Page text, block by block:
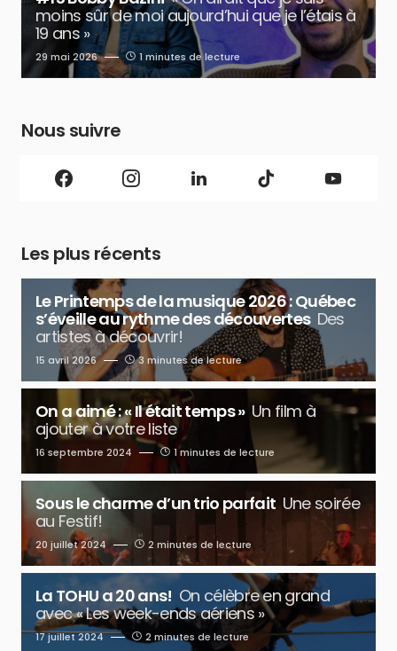
moins sûr de moi aujourd’hui que je l’étais à
19 ans »
29 mai 2026 1 minutes de lecture
Nous suivre
Les plus récents
Le Printemps de la musique 2026 : Québec
s’éveille au rythme des découvertes Des
artistes à découvrir!
15 avril 2026 3 minutes de lecture
On a aimé : « Il était temps » Un film à
ajouter à votre liste
16 septembre 2024 1 minutes de lecture
Sous le charme d’un trio parfait Une soirée
au Festif!
20 juillet 2024 2 minutes de lecture
La TOHU a 20 ans! On célèbre en grand
avec « Les week-ends aériens »
17 juillet 2024 2 minutes de lecture